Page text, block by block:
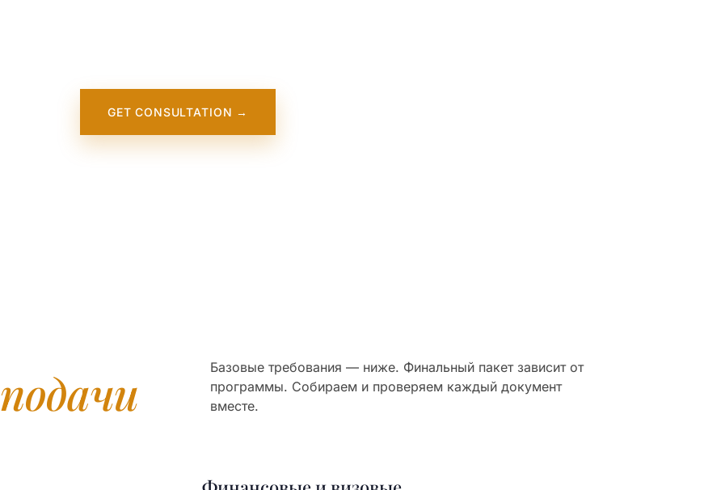
GET CONSULTATION →
подачи
Базовые требования — ниже. Финальный пакет зависит от
программы. Собираем и проверяем каждый документ
вместе.